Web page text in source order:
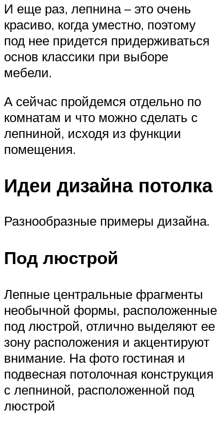
И еще раз, лепнина – это очень
красиво, когда уместно, поэтому
под нее придется придерживаться
основ классики при выборе
мебели.
А сейчас пройдемся отдельно по
комнатам и что можно сделать с
лепниной, исходя из функции
помещения.
Идеи дизайна потолка
Разнообразные примеры дизайна.
Под люстрой
Лепные центральные фрагменты
необычной формы, расположенные
под люстрой, отлично выделяют ее
зону расположения и акцентируют
внимание. На фото гостиная и
подвесная потолочная конструкция
с лепниной, расположенной под
люстрой